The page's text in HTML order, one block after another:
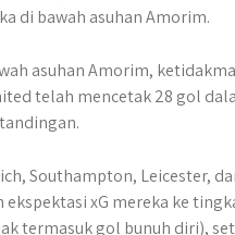
di bawah asuhan Amorim.
asuhan Amorim,
telah mencetak 28 gol
Southampton, Leicester,
xG mereka ke
termasuk gol bunuh diri),